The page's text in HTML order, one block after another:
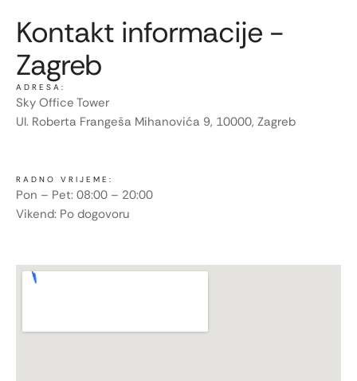
Kontakt informacije -
Zagreb
ADRESA:
Sky Office Tower
Ul. Roberta Frangeša Mihanovića 9, 10000, Zagreb
RADNO VRIJEME:
Pon – Pet: 08:00 – 20:00
Vikend: Po dogovoru